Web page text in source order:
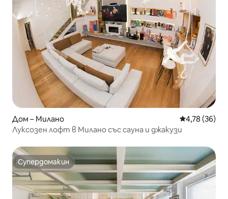
Дом – Милано Средна
4,78 (36)
Луксозен лофт в Милано със сауна и джакузи
Супердомакин
Супердомакин